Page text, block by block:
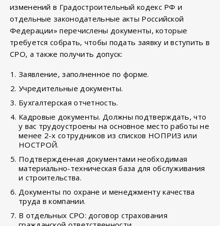
изменений в Градостроительный кодекс РФ и
отдельные законодательные акты Российской
Федерации» перечислены документы, которые
требуется собрать, чтобы подать заявку и вступить в
СРО, а также получить допуск:
Заявление, заполненное по форме.
Учредительные документы.
Бухгалтерская отчетность.
Кадровые документы. Должны подтверждать, что
у вас трудоустроены на основное место работы не
менее 2-х сотрудников из списков НОПРИЗ или
НОСТРОЙ.
Подтвержденная документами необходимая
материально-техническая база для обслуживания
и строительства.
Документы по охране и менеджменту качества
труда в компании.
В отдельных СРО: договор страхования